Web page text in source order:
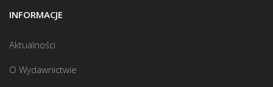
INFORMACJE
Aktualności
O Wydawnictwie